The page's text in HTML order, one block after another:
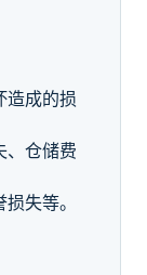
造成的损
、仓储费
失等。